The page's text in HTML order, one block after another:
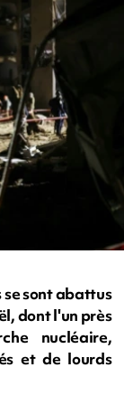
se sont abattus
dont l'un près
nucléaire,
et de lourds